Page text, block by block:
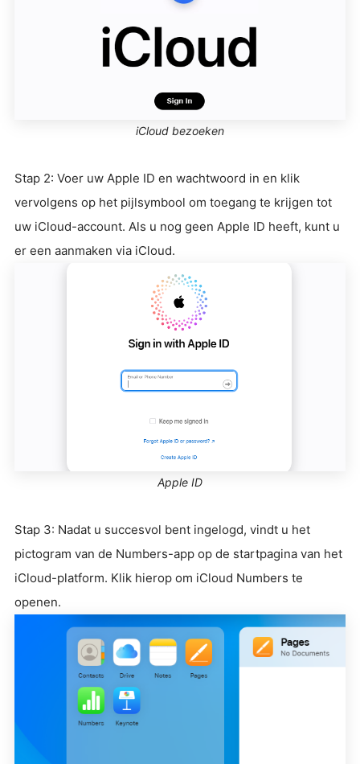
iCloud bezoeken
Stap 2: Voer uw Apple ID en wachtwoord in en klik
vervolgens op het pijlsymbool om toegang te krijgen tot
uw iCloud-account. Als u nog geen Apple ID heeft, kunt u
er een aanmaken via iCloud.
Apple ID
Stap 3: Nadat u succesvol bent ingelogd, vindt u het
pictogram van de Numbers-app op de startpagina van het
iCloud-platform. Klik hierop om iCloud Numbers te
openen.